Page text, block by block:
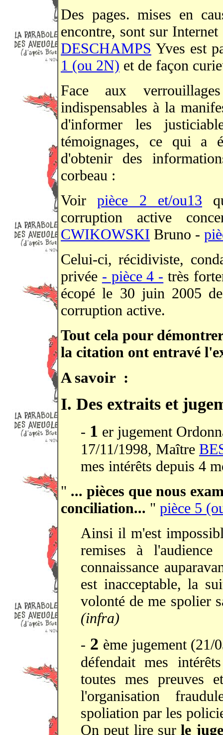
Des pages. mises en
encontre, sont sur
DESCHAMPS Yves est
1 (ou 2N) et de façon
Face aux
indispensables à la
d'informer les
témoignages, ce qui a
d'obtenir des
corbeau :
Voirpièce 2 et/ou13
corruption active
CWIKOWSKI Bruno -
Celui-ci, récidiviste,
privée - pièce 4 - très
écopé le 30 juin 2005
corruption active.
Tout cela pour
la citation ont entravé
A savoir :
I. Des extraits et
- 1 er jugement
17/11/1998, Maître
mes intérêts depuis 4
" ... pièces que nous
conciliation... " pièce 5
Ainsi il m'est
remises à
connaissance
est inacceptable, la
volonté de me spolier
(infra)
- 2 ème jugement
défendait mes
toutes mes preuves
l'organisation
spoliation par les
On peut lire surle